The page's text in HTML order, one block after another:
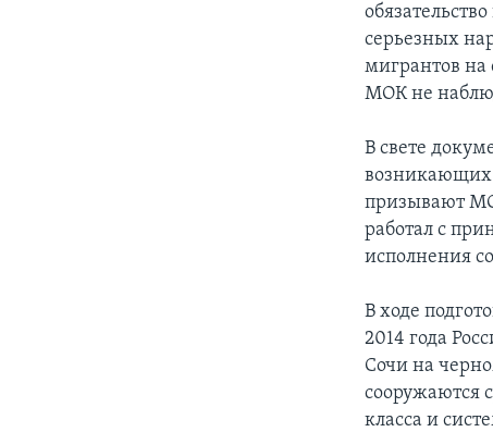
серьезных
мигрантов на
МОК не
В свете
возникающих
призывают
работал с
исполнения
В ходе
2014 года
Сочи на
сооружаются
класса и